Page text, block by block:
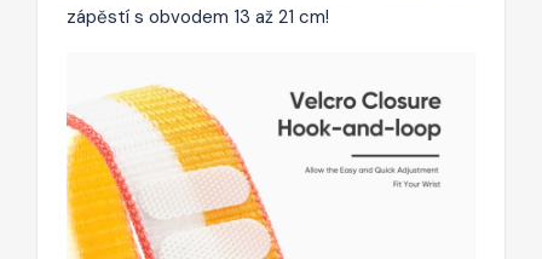
zápěstí s obvodem 13 až 21 cm!